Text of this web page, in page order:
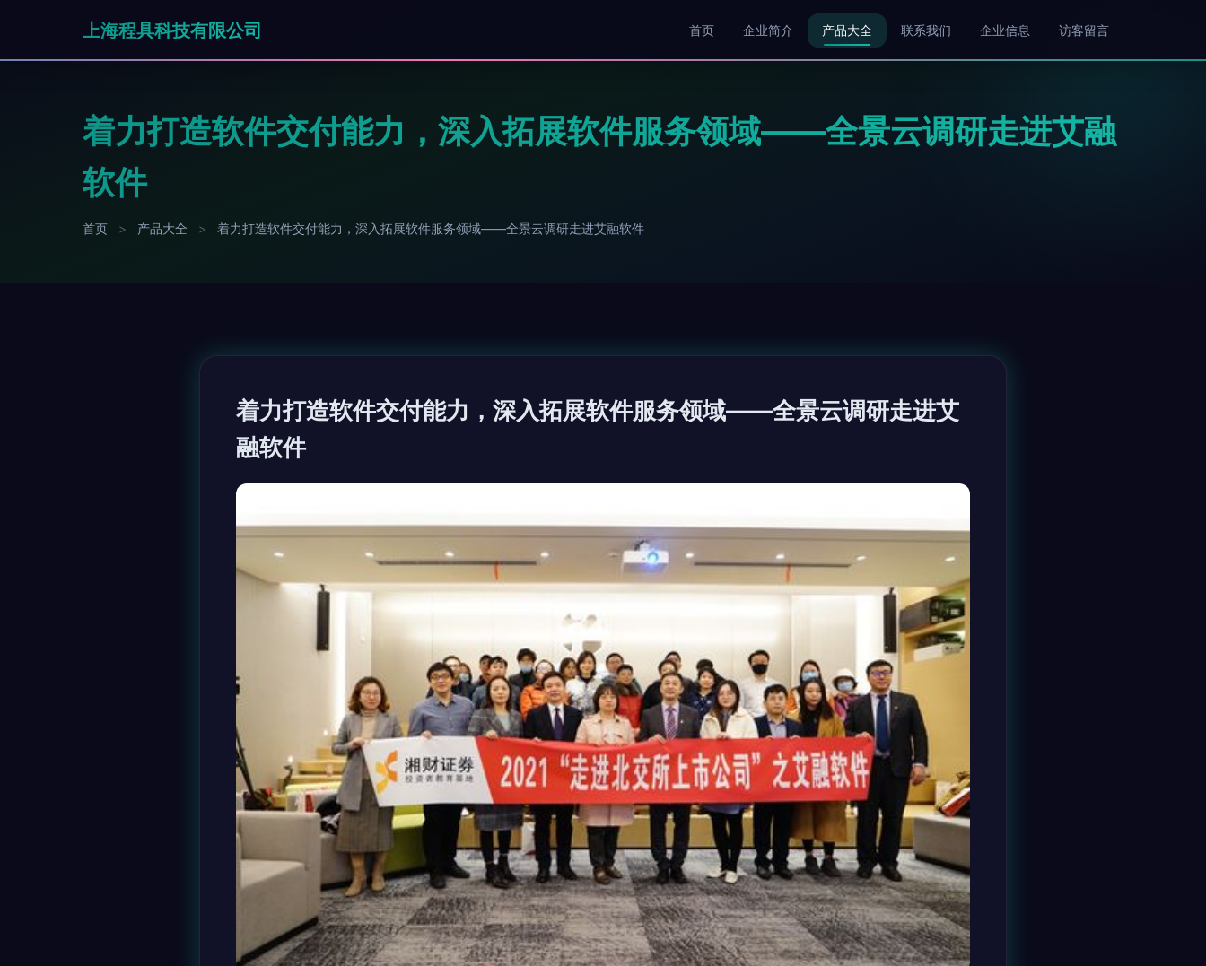
上海程具科技有限公司 首页 企业简介 产品大全 联系我们 企业信息 访客留言
着力打造软件交付能力，深入拓展软件服务领域——全景云调研走进艾融
软件
首页 > 产品大全 > 着力打造软件交付能力，深入拓展软件服务领域——全景云调研走进艾融软件
着力打造软件交付能力，深入拓展软件服务领域——全景云调研走进艾
融软件